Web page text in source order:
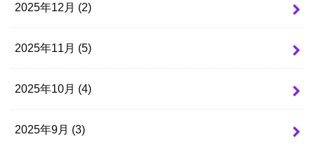
2025年12月 (2)
2025年11月 (5)
2025年10月 (4)
2025年9月 (3)